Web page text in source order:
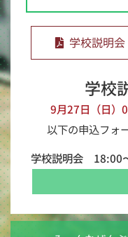
学校説明
学校
9月27日（日）
以下の申込フォ
学校説明会 18:00